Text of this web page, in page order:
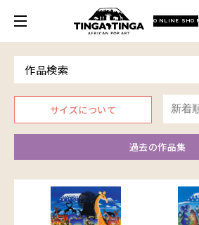
ONLINE SHOP
作品検索
Model
青空
朝焼け
家
イノシシ
～￥10,000
￥30,001～40,000
￥40,001～60,000
Artist
ア行
アウスィー
アキリ
カケパ
Size
F3号
F4号
F8号
Frame
木枠張り／パネル
アートフレーム
サイズについて
過去の作品集